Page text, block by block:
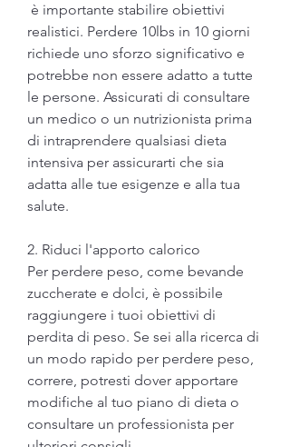
realistici. Perdere 10lbs in 10 giorni
richiede uno sforzo significativo e
potrebbe non essere adatto a tutte
le persone. Assicurati di consultare
un medico o un nutrizionista prima
di intraprendere qualsiasi dieta
intensiva per assicurarti che sia
adatta alle tue esigenze e alla tua
salute.
2. Riduci l'apporto calorico
Per perdere peso, come bevande
zuccherate e dolci, è possibile
raggiungere i tuoi obiettivi di
perdita di peso. Se sei alla ricerca di
un modo rapido per perdere peso,
correre, potresti dover apportare
modifiche al tuo piano di dieta o
consultare un professionista per